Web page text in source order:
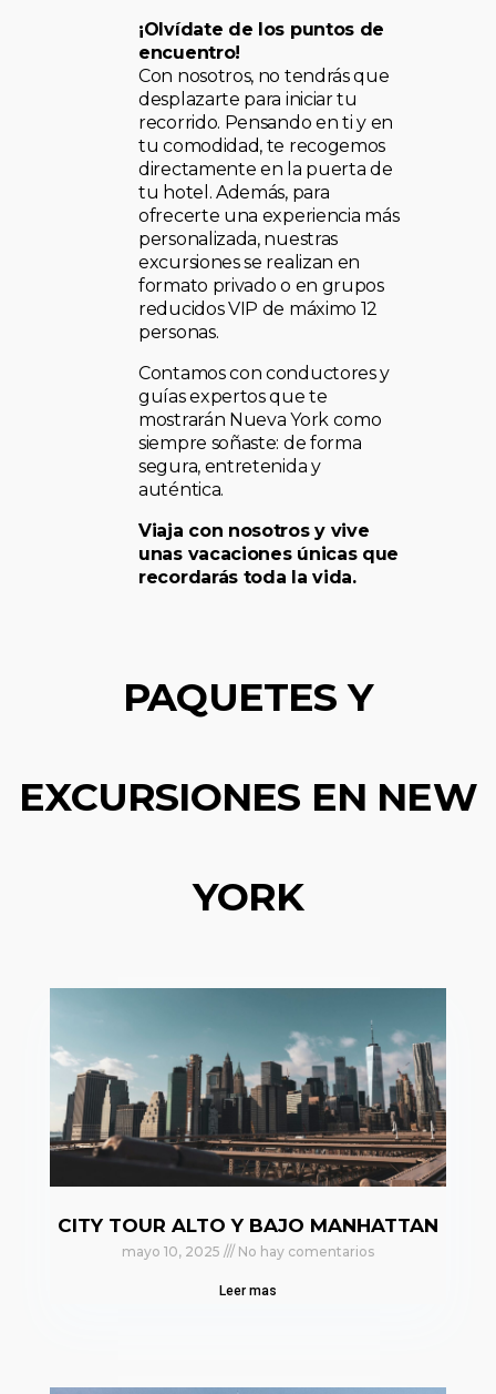
¡Olvídate de los puntos de
encuentro!
Con nosotros, no tendrás que
desplazarte para iniciar tu
recorrido. Pensando en ti y en
tu comodidad, te recogemos
directamente en la puerta de
tu hotel. Además, para
ofrecerte una experiencia más
personalizada, nuestras
excursiones se realizan en
formato privado o en grupos
reducidos VIP de máximo 12
personas.
Contamos con conductores y
guías expertos que te
mostrarán Nueva York como
siempre soñaste: de forma
segura, entretenida y
auténtica.
Viaja con nosotros y vive
unas vacaciones únicas que
recordarás toda la vida.
PAQUETES Y
EXCURSIONES EN NEW
YORK
CITY TOUR ALTO Y BAJO MANHATTAN
mayo 10, 2025 No hay comentarios
Leer mas